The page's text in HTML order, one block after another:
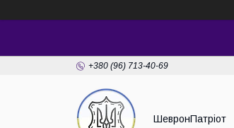
+380 (96) 713-40-69
ШевронПатріот